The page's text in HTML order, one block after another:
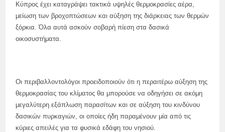
Κύπρος έχει καταγράψει τακτικά υψηλές θερμοκρασίες αέρα,
μείωση των βροχοπτώσεων και αύξηση της διάρκειας των θερμών
ξόρκια. Όλα αυτά ασκούν σοβαρή πίεση στα δασικά
οικοσυστήματα.
Οι περιβαλλοντολόγοι προειδοποιούν ότι η περαιτέρω αύξηση της
θερμοκρασίας του κλίματος θα μπορούσε να οδηγήσει σε ακόμη
μεγαλύτερη εξάπλωση παρασίτων και σε αύξηση του κινδύνου
δασικών πυρκαγιών, οι οποίες ήδη παραμένουν μία από τις
κύριες απειλές για τα φυσικά εδάφη του νησιού.